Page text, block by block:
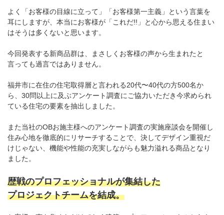
よく「お客様の目線に立って」「お客様第一主義」という言葉を
耳にしますが、本当にお客様が「これだ!!」と心から思える住まい
はそうは多くないと思います。
今回発表する新商品群は、まさしくお客様の声から生まれたと
言っても過言ではありません。
福井市に在住の住宅取得層と言われる20代〜40代の方500名か
ら、30問以上に及ぶアンケート調査にご協力いただき今求められ
ている住宅の要素を抽出しました。
また当社のOBお施主様へのアンケート調査の実施座談会を開催し
住み心地を徹底的にリサーチすることで、決してデザイン重視だ
けじゃない、機能や性能の充実しながらも魅力溢れる商品となり
ました。
歴戦のプロフェッショナルが集結した
プロジェクトチームを結成。